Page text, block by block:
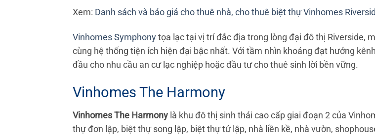
Xem: Danh sách và báo giá cho thuê nhà, cho thuê biệt thự Vinhomes
VinhomesSymphonytọa lạc tại vị trí đắc địa trong lòng đại đô thị Riverside,
cùng hệ thống tiện ích hiện đại bậc nhất. Với tầm nhìn khoáng đạt hướng
đầu cho nhu cầu an cư lạc nghiệp hoặc đầu tư cho thuê sinh lời bền vững.
Vinhomes The Harmony
Vinhomes The Harmony là khu đô thị sinh thái cao cấp giai đoạn 2 của
thự đơn lập, biệt thự song lập, biệt thự tứ lập, nhà liền kề, nhà vườn,